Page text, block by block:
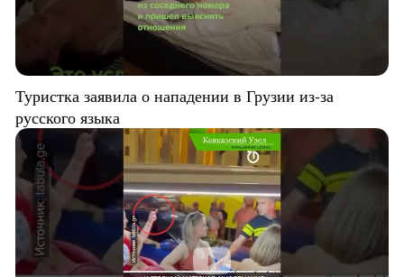
Туристка заявила о нападении в Грузии из-за
русского языка